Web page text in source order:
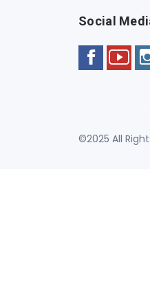
Social
©2025 All